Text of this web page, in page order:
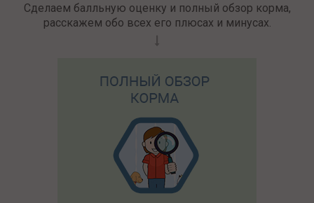
Сделаем балльную оценку и полный обзор корма,
расскажем обо всех его плюсах и минусах.